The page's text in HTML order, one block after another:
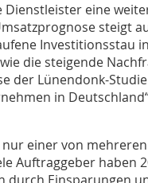
Dienstleister eine
steigt
Investitionsstau
die steigende
der Lünendonk-Studie
in
einer von
Auftraggeber haben